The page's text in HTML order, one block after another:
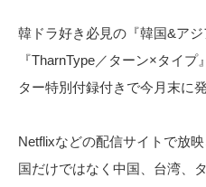
韓ドラ好き必見の『韓国&アジ
『TharnType／ターン×タイ
ター特別付録付きで今月末に
Netflixなどの配信サイトで放
国だけではなく中国、台湾、